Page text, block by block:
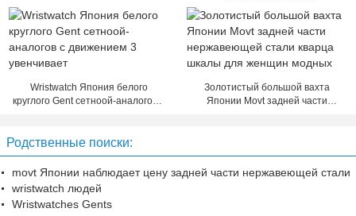
гарантированность поставщика
3ATM на 1 год
Wristwatch Япония белого
круглого Gent сетноой-аналогов с
Золотистый большой вахта
Японии Movt задней части
Родственные поиски:
movt Японии наблюдает цену задней части нержавеющей стали
wristwatch людей
Wristwatches Gents